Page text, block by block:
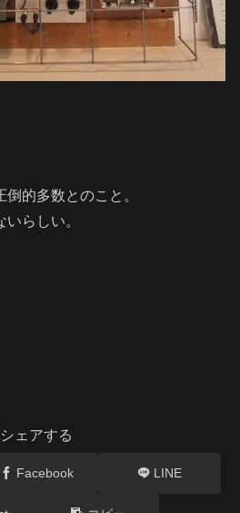
的多数とのこと。
らしい。
シェアする
Facebook LINE